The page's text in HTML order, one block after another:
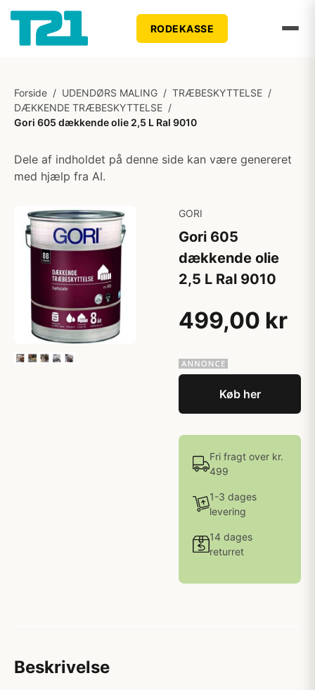
RODEKASSE
Forside / UDENDØRS MALING / TRÆBESKYTTELSE /
DÆKKENDE TRÆBESKYTTELSE /
Gori 605 dækkende olie 2,5 L Ral 9010
Dele af indholdet på denne side kan være genereret
med hjælp fra AI.
GORI
Gori 605
dækkende olie
2,5 L Ral 9010
499,00 kr
Køb her
Fri fragt over kr.
499
1-3 dages
levering
14 dages
returret
Beskrivelse